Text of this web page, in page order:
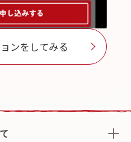
ンをしてみる